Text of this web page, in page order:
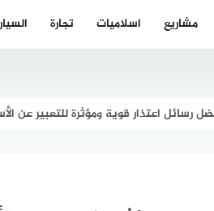
مشاريع اسلاميات تجارة
رسائل اعتذار قوية ومؤثرة للتعبير عن